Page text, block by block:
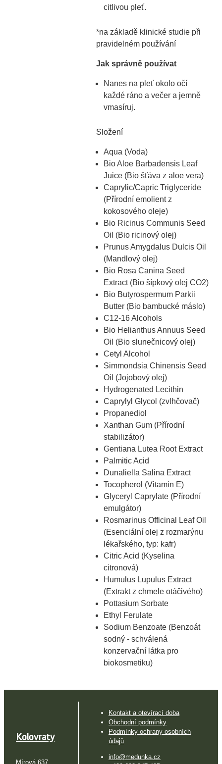
citlivou pleť.
*na základě klinické studie při
pravidelném používání
Jak správně používat
Nanes na pleť okolo očí
každé ráno a večer a jemně
vmasíruj.
Složení
Aqua (Voda)
Bio Aloe Barbadensis Leaf
Juice (Bio šťáva z aloe vera)
Caprylic/Capric Triglyceride
(Přírodní emolient z
kokosového oleje)
Bio Ricinus Communis Seed
Oil (Bio ricinový olej)
Prunus Amygdalus Dulcis Oil
(Mandlový olej)
Bio Rosa Canina Seed
Extract (Bio šípkový olej CO2)
Bio Butyrospermum Parkii
Butter (Bio bambucké máslo)
C12-16 Alcohols
Bio Helianthus Annuus Seed
Oil (Bio slunečnicový olej)
Cetyl Alcohol
Simmondsia Chinensis Seed
Oil (Jojobový olej)
Hydrogenated Lecithin
Caprylyl Glycol (zvlhčovač)
Propanediol
Xanthan Gum (Přírodní
stabilizátor)
Gentiana Lutea Root Extract
Palmitic Acid
Dunaliella Salina Extract
Tocopherol (Vitamin E)
Glyceryl Caprylate (Přírodní
emulgátor)
Rosmarinus Officinal Leaf Oil
(Esenciální olej z rozmarýnu
lékařského, typ: kafr)
Citric Acid (Kyselina
citronová)
Humulus Lupulus Extract
(Extrakt z chmele otáčivého)
Pottasium Sorbate
Ethyl Ferulate
Sodium Benzoate (Benzoát
sodný - schválená
konzervační látka pro
biokosmetiku)
Kolovraty
Mírová 637
Kontakt a otevírací doba
Obchodní podmínky
Podmínky ochrany osobních
údajů
info@medunka.cz